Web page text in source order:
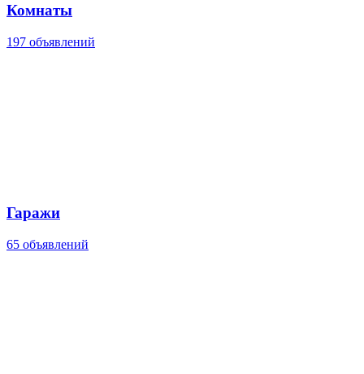
Комнаты
197 объявлений
Гаражи
65 объявлений